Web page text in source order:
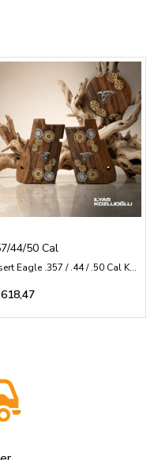
44/50 Cal
Desert Eagle .357 / .44 / .50 Cal Koyu Desen Kabza Sarı Pirinç Logolu ve Gümüş Renk Kartal Logolu